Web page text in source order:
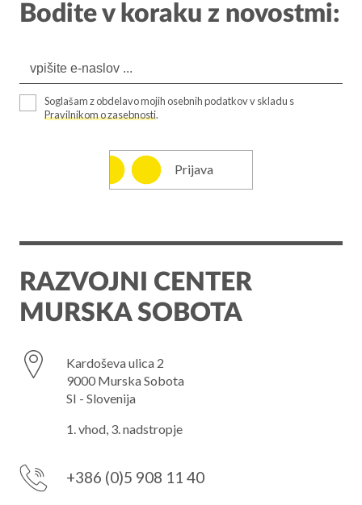
Bodite v koraku z novostmi:
Soglašam z obdelavo mojih osebnih podatkov v skladu s
Pravilnikom o zasebnosti.
Prijava
RAZVOJNI CENTER
MURSKA SOBOTA
Kardoševa ulica 2
9000 Murska Sobota
SI - Slovenija
1. vhod, 3. nadstropje
+386 (0)5 908 11 40